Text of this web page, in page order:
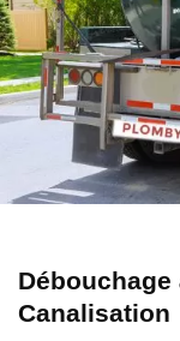
Débouchage
Canalisation